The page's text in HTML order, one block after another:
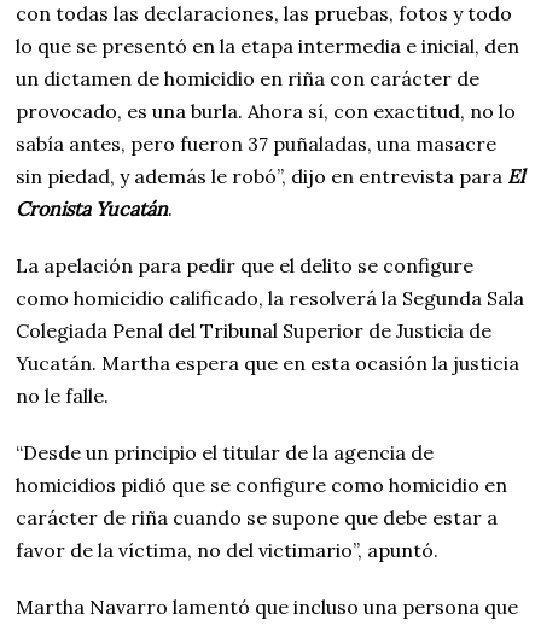
con todas las declaraciones, las pruebas, fotos y todo
lo que se presentó en la etapa intermedia e inicial, den
un dictamen de homicidio en riña con carácter de
provocado, es una burla. Ahora sí, con exactitud, no lo
sabía antes, pero fueron 37 puñaladas, una masacre
sin piedad, y además le robó”, dijo en entrevista para El
Cronista Yucatán.
La apelación para pedir que el delito se configure
como homicidio calificado, la resolverá la Segunda Sala
Colegiada Penal del Tribunal Superior de Justicia de
Yucatán. Martha espera que en esta ocasión la justicia
no le falle.
“Desde un principio el titular de la agencia de
homicidios pidió que se configure como homicidio en
carácter de riña cuando se supone que debe estar a
favor de la víctima, no del victimario”, apuntó.
Martha Navarro lamentó que incluso una persona que